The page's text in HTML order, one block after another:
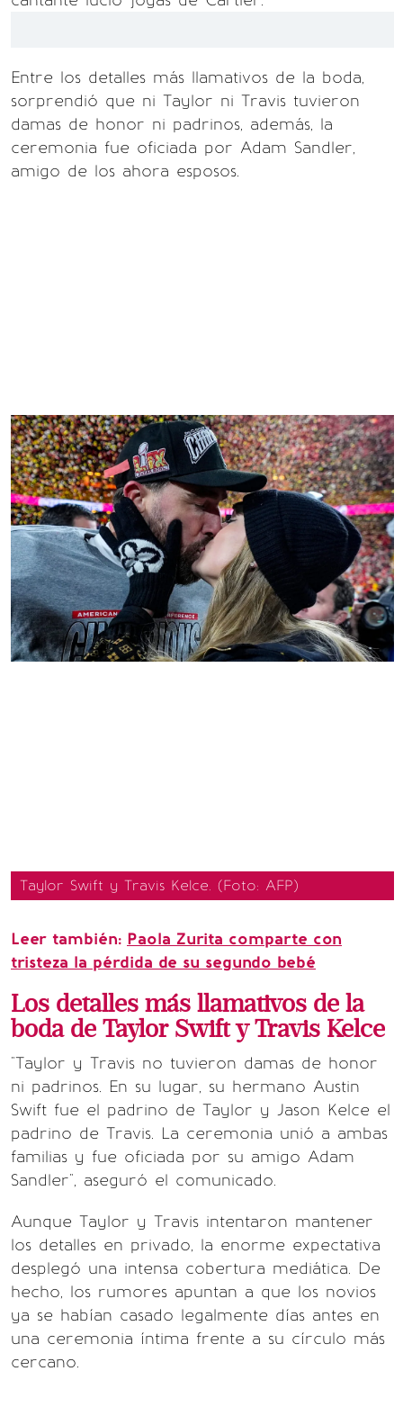
Entre los detalles más llamativos de la boda,
sorprendió que ni Taylor ni Travis tuvieron
damas de honor ni padrinos, además, la
ceremonia fue oficiada por Adam Sandler,
amigo de los ahora esposos.
Taylor Swift y Travis Kelce. (Foto: AFP)
Leer también: Paola Zurita comparte con
tristeza la pérdida de su segundo bebé
Los detalles más llamativos de la
boda de Taylor Swift y Travis Kelce
"Taylor y Travis no tuvieron damas de honor
ni padrinos. En su lugar, su hermano Austin
Swift fue el padrino de Taylor y Jason Kelce el
padrino de Travis. La ceremonia unió a ambas
familias y fue oficiada por su amigo Adam
Sandler", aseguró el comunicado.
Aunque Taylor y Travis intentaron mantener
los detalles en privado, la enorme expectativa
desplegó una intensa cobertura mediática. De
hecho, los rumores apuntan a que los novios
ya se habían casado legalmente días antes en
una ceremonia íntima frente a su círculo más
cercano.